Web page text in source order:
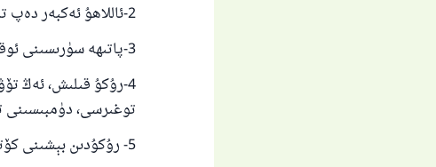
2-ئاللاھۇ ئەكبەر دەپ تەكبىر ئېيتىپ نامازنى باشلاش.
3-پاتىھە سۈرىسىنى ئوقۇش.
4-رۇكۇ قىلىش، ئەڭ
توغىرسى، دۈمبىسىنى
5- رۇكۇدىن بېشىنى كۆتۈرۈش.